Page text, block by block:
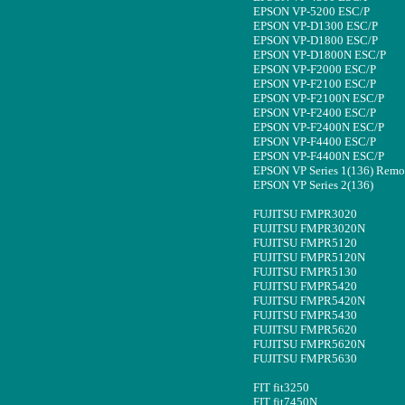
EPSON VP-5200 ESC/P
EPSON VP-D1300 ESC/P
EPSON VP-D1800 ESC/P
EPSON VP-D1800N ESC/P
EPSON VP-F2000 ESC/P
EPSON VP-F2100 ESC/P
EPSON VP-F2100N ESC/P
EPSON VP-F2400 ESC/P
EPSON VP-F2400N ESC/P
EPSON VP-F4400 ESC/P
EPSON VP-F4400N ESC/P
EPSON VP Series 1(136)
EPSON VP Series 2(136)
FUJITSU FMPR3020
FUJITSU FMPR3020N
FUJITSU FMPR5120
FUJITSU FMPR5120N
FUJITSU FMPR5130
FUJITSU FMPR5420
FUJITSU FMPR5420N
FUJITSU FMPR5430
FUJITSU FMPR5620
FUJITSU FMPR5620N
FUJITSU FMPR5630
FIT fit3250
FIT fit7450N